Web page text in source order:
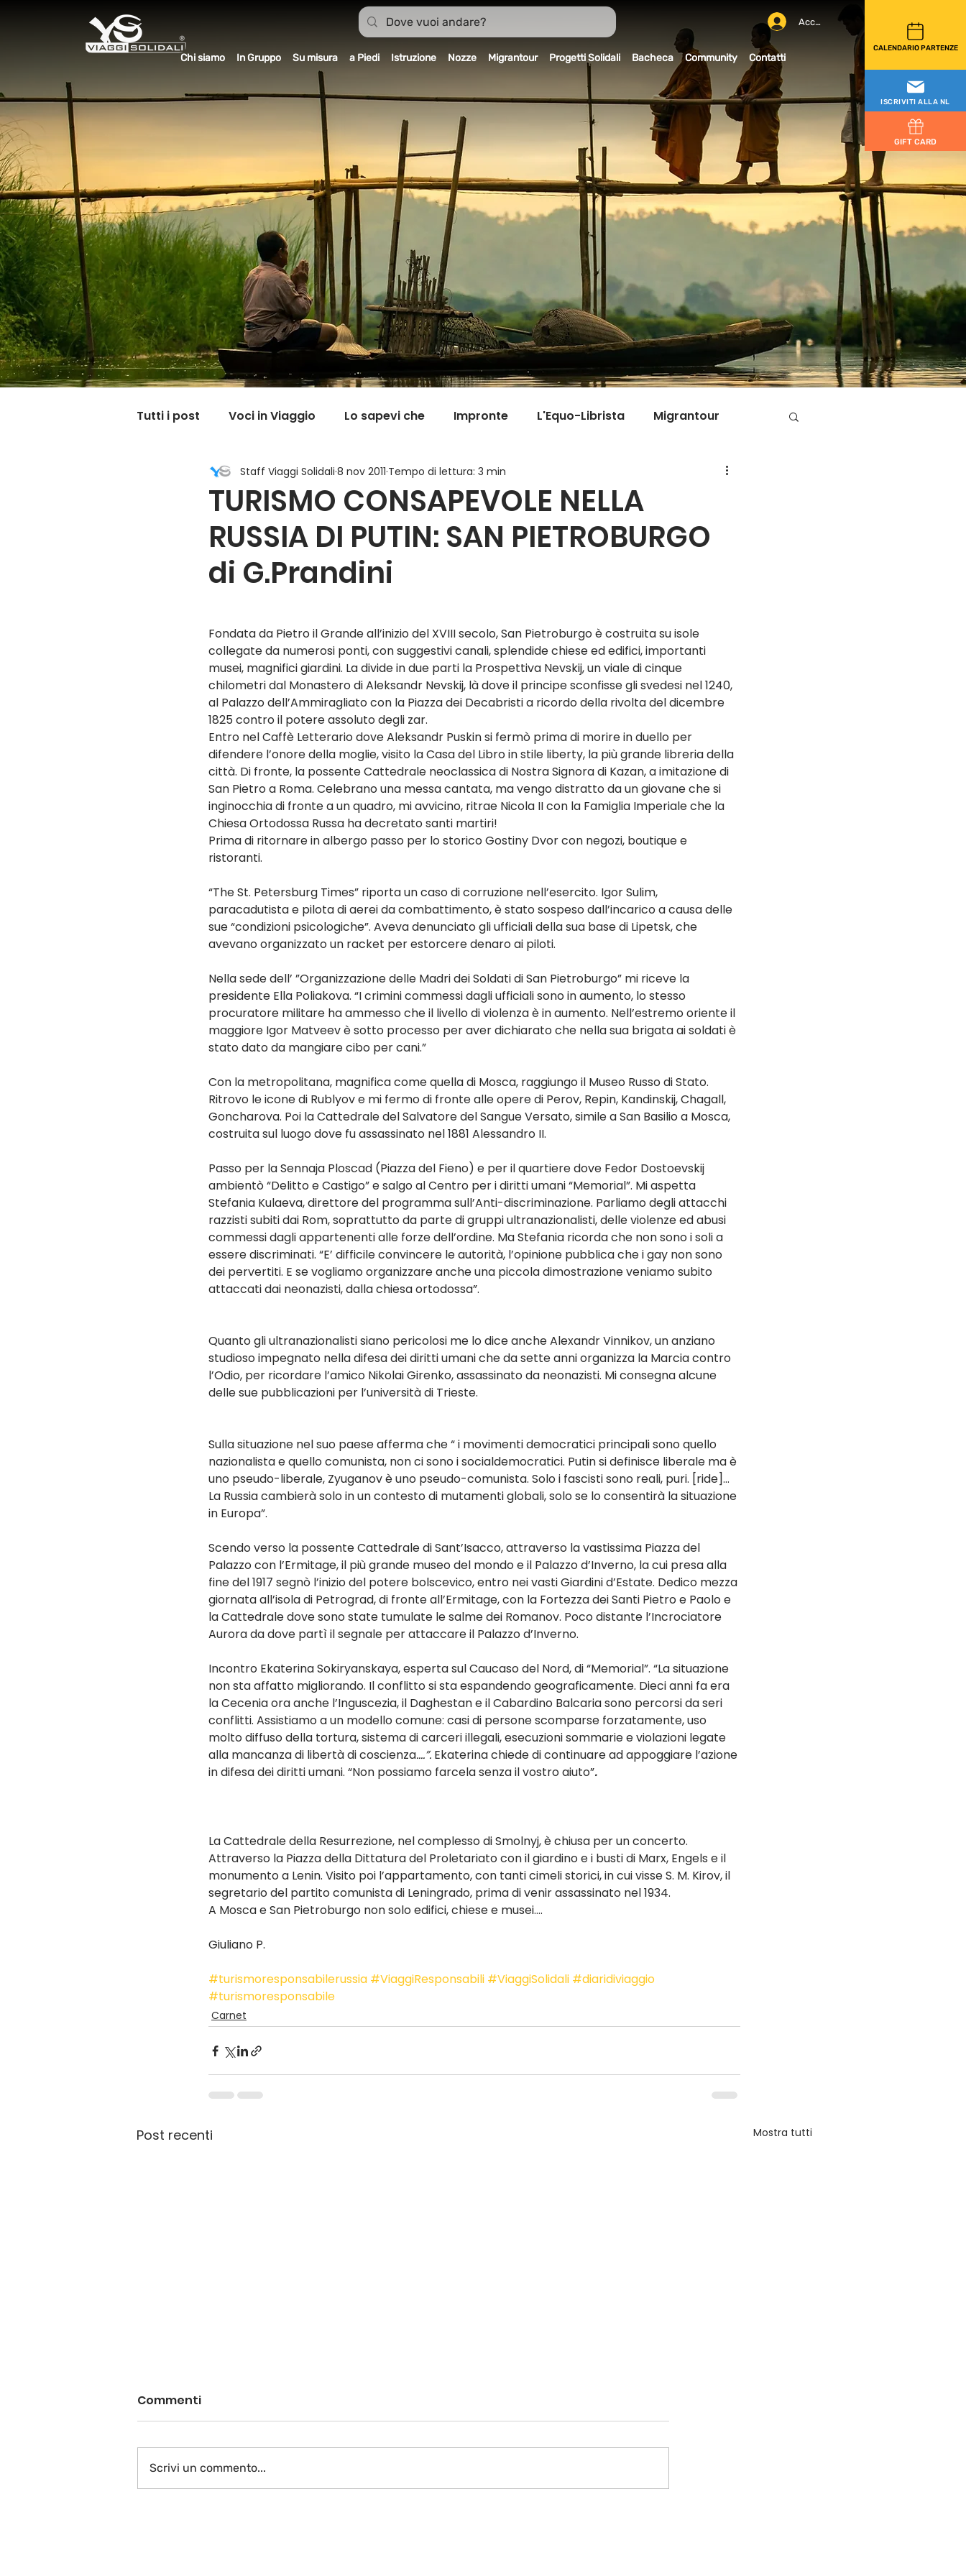
CALENDARIO PARTENZE
Accedi
ISCRIVITI ALLA NL
GIFT CARD
Chi siamo In Gruppo Su misura a Piedi Istruzione Nozze Migrantour Progetti Solidali Bacheca Community Contatti
Tutti i post Voci in Viaggio Lo sapevi che Impronte L'Equo-Librista Migrantour
Dicono di noi Carnet Good News I Viaggi della Tarta
Il mondo @ casa mia Il mondo fuori mi aspetta Viaggi in cucina Pillole di Migrantour
TURISMO CONSAPEVOLE NELLA
RUSSIA DI PUTIN: SAN PIETROBURGO
di G.Prandini
Staff Viaggi Solidali 8 nov 2011 Tempo di lettura: 3 min
Fondata da Pietro il Grande all’inizio del XVIII secolo, San Pietroburgo è costruita su isole
collegate da numerosi ponti, con suggestivi canali, splendide chiese ed edifici, importanti
musei, magnifici giardini. La divide in due parti la Prospettiva Nevskij, un viale di cinque
chilometri dal Monastero di Aleksandr Nevskij, là dove il principe sconfisse gli svedesi nel 1240,
al Palazzo dell’Ammiragliato con la Piazza dei Decabristi a ricordo della rivolta del dicembre
1825 contro il potere assoluto degli zar.
Entro nel Caffè Letterario dove Aleksandr Puskin si fermò prima di morire in duello per
difendere l’onore della moglie, visito la Casa del Libro in stile liberty, la più grande libreria della
città. Di fronte, la possente Cattedrale neoclassica di Nostra Signora di Kazan, a imitazione di
San Pietro a Roma. Celebrano una messa cantata, ma vengo distratto da un giovane che si
inginocchia di fronte a un quadro, mi avvicino, ritrae Nicola II con la Famiglia Imperiale che la
Chiesa Ortodossa Russa ha decretato santi martiri!
Prima di ritornare in albergo passo per lo storico Gostiny Dvor con negozi, boutique e
ristoranti.
“The St. Petersburg Times” riporta un caso di corruzione nell’esercito. Igor Sulim,
paracadutista e pilota di aerei da combattimento, è stato sospeso dall’incarico a causa delle
sue “condizioni psicologiche”. Aveva denunciato gli ufficiali della sua base di Lipetsk, che
avevano organizzato un racket per estorcere denaro ai piloti.
Nella sede dell’ ”Organizzazione delle Madri dei Soldati di San Pietroburgo” mi riceve la
presidente Ella Poliakova. “I crimini commessi dagli ufficiali sono in aumento, lo stesso
procuratore militare ha ammesso che il livello di violenza è in aumento. Nell’estremo oriente il
maggiore Igor Matveev è sotto processo per aver dichiarato che nella sua brigata ai soldati è
stato dato da mangiare cibo per cani.”
Con la metropolitana, magnifica come quella di Mosca, raggiungo il Museo Russo di Stato.
Ritrovo le icone di Rublyov e mi fermo di fronte alle opere di Perov, Repin, Kandinskij, Chagall,
Goncharova. Poi la Cattedrale del Salvatore del Sangue Versato, simile a San Basilio a Mosca,
costruita sul luogo dove fu assassinato nel 1881 Alessandro II.
Passo per la Sennaja Ploscad (Piazza del Fieno) e per il quartiere dove Fedor Dostoevskij
ambientò “Delitto e Castigo” e salgo al Centro per i diritti umani “Memorial”. Mi aspetta
Stefania Kulaeva, direttore del programma sull’Anti-discriminazione. Parliamo degli attacchi
razzisti subiti dai Rom, soprattutto da parte di gruppi ultranazionalisti, delle violenze ed abusi
commessi dagli appartenenti alle forze dell’ordine. Ma Stefania ricorda che non sono i soli a
essere discriminati. “E’ difficile convincere le autorità, l’opinione pubblica che i gay non sono
dei pervertiti. E se vogliamo organizzare anche una piccola dimostrazione veniamo subito
attaccati dai neonazisti, dalla chiesa ortodossa”.
Quanto gli ultranazionalisti siano pericolosi me lo dice anche Alexandr Vinnikov, un anziano
studioso impegnato nella difesa dei diritti umani che da sette anni organizza la Marcia contro
l’Odio, per ricordare l’amico Nikolai Girenko, assassinato da neonazisti. Mi consegna alcune
delle sue pubblicazioni per l’università di Trieste.
Sulla situazione nel suo paese afferma che “ i movimenti democratici principali sono quello
nazionalista e quello comunista, non ci sono i socialdemocratici. Putin si definisce liberale ma è
uno pseudo-liberale, Zyuganov è uno pseudo-comunista. Solo i fascisti sono reali, puri. [ride]…
La Russia cambierà solo in un contesto di mutamenti globali, solo se lo consentirà la situazione
in Europa”.
Scendo verso la possente Cattedrale di Sant’Isacco, attraverso la vastissima Piazza del
Palazzo con l’Ermitage, il più grande museo del mondo e il Palazzo d’Inverno, la cui presa alla
fine del 1917 segnò l’inizio del potere bolscevico, entro nei vasti Giardini d’Estate. Dedico mezza
giornata all’isola di Petrograd, di fronte all’Ermitage, con la Fortezza dei Santi Pietro e Paolo e
la Cattedrale dove sono state tumulate le salme dei Romanov. Poco distante l’Incrociatore
Aurora da dove partì il segnale per attaccare il Palazzo d’Inverno.
Incontro Ekaterina Sokiryanskaya, esperta sul Caucaso del Nord, di “Memorial”. “La situazione
non sta affatto migliorando. Il conflitto si sta espandendo geograficamente. Dieci anni fa era
la Cecenia ora anche l’Inguscezia, il Daghestan e il Cabardino Balcaria sono percorsi da seri
conflitti. Assistiamo a un modello comune: casi di persone scomparse forzatamente, uso
molto diffuso della tortura, sistema di carceri illegali, esecuzioni sommarie e violazioni legate
alla mancanza di libertà di coscienza….”. Ekaterina chiede di continuare ad appoggiare l’azione
in difesa dei diritti umani. “Non possiamo farcela senza il vostro aiuto”.
La Cattedrale della Resurrezione, nel complesso di Smolnyj, è chiusa per un concerto.
Attraverso la Piazza della Dittatura del Proletariato con il giardino e i busti di Marx, Engels e il
monumento a Lenin. Visito poi l’appartamento, con tanti cimeli storici, in cui visse S. M. Kirov, il
segretario del partito comunista di Leningrado, prima di venir assassinato nel 1934.
A Mosca e San Pietroburgo non solo edifici, chiese e musei….
Giuliano P.
#turismoresponsabilerussia #ViaggiResponsabili #ViaggiSolidali #diaridiviaggio
#turismoresponsabile
Carnet
Post recenti Mostra tutti
Commenti
Scrivi un commento...